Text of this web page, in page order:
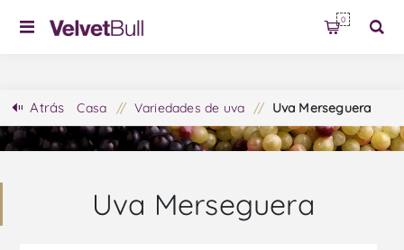
0
Atrás Casa / Variedades de uva / Uva Merseguera
Uva Merseguera